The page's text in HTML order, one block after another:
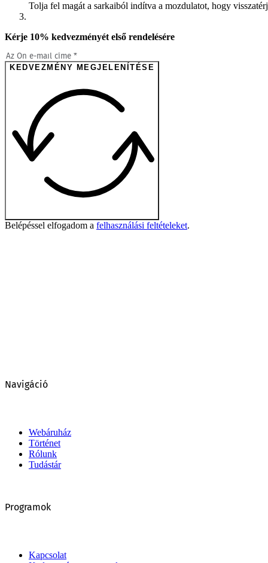
Tolja fel magát a sarkaiból indítva a mozdulatot, hogy
Kérje 10% kedvezményét első rendelésére
KEDVEZMÉNY MEGJELENÍTÉSE
Belépéssel elfogadom a felhasználási feltételeket.
Navigáció
Webáruház
Történet
Rólunk
Tudástár
Programok
Kapcsolat